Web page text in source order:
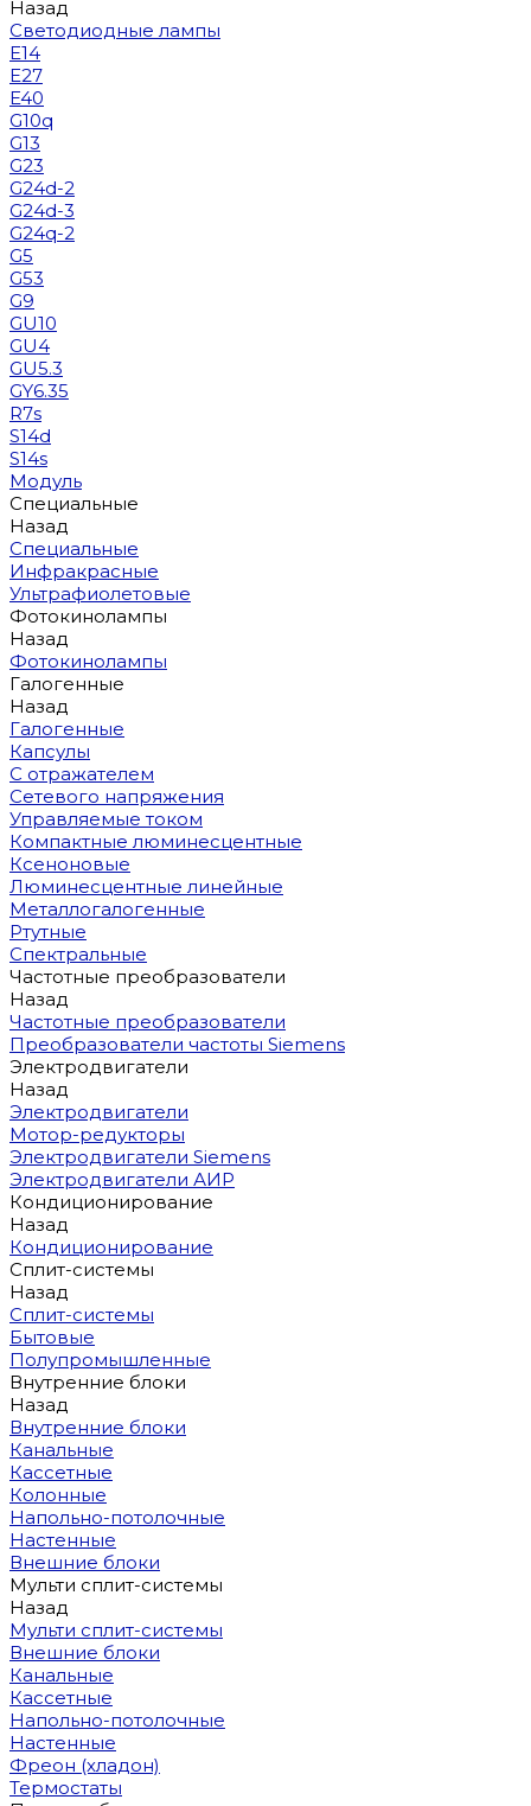
Назад
Светодиодные лампы
E14
E27
E40
G10q
G13
G23
G24d-2
G24d-3
G24q-2
G5
G53
G9
GU10
GU4
GU5.3
GY6.35
R7s
S14d
S14s
Модуль
Специальные
Назад
Специальные
Инфракрасные
Ультрафиолетовые
Фотокинолампы
Назад
Фотокинолампы
Галогенные
Назад
Галогенные
Капсулы
С отражателем
Сетевого напряжения
Управляемые током
Компактные люминесцентные
Ксеноновые
Люминесцентные линейные
Металлогалогенные
Ртутные
Спектральные
Частотные преобразователи
Назад
Частотные преобразователи
Преобразователи частоты Siemens
Электродвигатели
Назад
Электродвигатели
Мотор-редукторы
Электродвигатели Siemens
Электродвигатели АИР
Кондиционирование
Назад
Кондиционирование
Сплит-системы
Назад
Сплит-системы
Бытовые
Полупромышленные
Внутренние блоки
Назад
Внутренние блоки
Канальные
Кассетные
Колонные
Напольно-потолочные
Настенные
Внешние блоки
Мульти сплит-системы
Назад
Мульти сплит-системы
Внешние блоки
Канальные
Кассетные
Напольно-потолочные
Настенные
Фреон (хладон)
Термостаты